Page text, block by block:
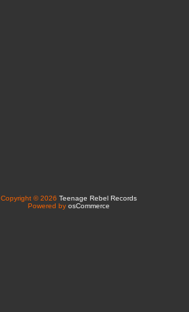
Copyright © 2026 Teenage Rebel Records
Powered by osCommerce